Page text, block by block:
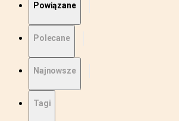
Powiązane
Polecane
Najnowsze
Tagi